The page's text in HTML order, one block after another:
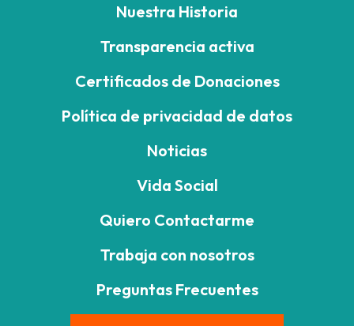
Nuestra Historia
Transparencia activa
Certificados de Donaciones
Política de privacidad de datos
Noticias
Vida Social
Quiero Contactarme
Trabaja con nosotros
Preguntas Frecuentes